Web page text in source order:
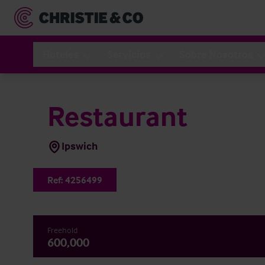
Restaurant
Ipswich
Ref: 4256499
Freehold
600,000